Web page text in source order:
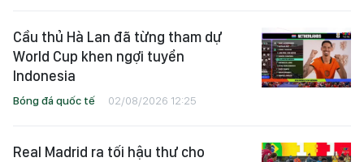
Cầu thủ Hà Lan đã từng tham dự
World Cup khen ngợi tuyển
Indonesia
Bóng đá quốc tế 02/08/2026 12:25
Real Madrid ra tối hậu thư cho